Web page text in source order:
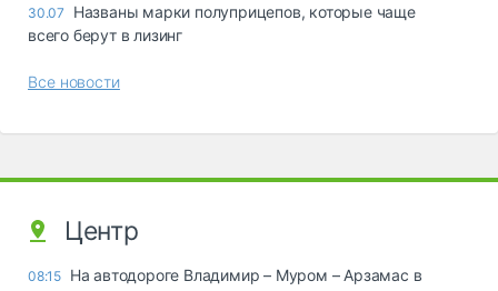
30.07
Названы марки полуприцепов, которые чаще
всего берут в лизинг
Все новости
Центр
08:15 На автодороге Владимир – Муром – Арзамас в